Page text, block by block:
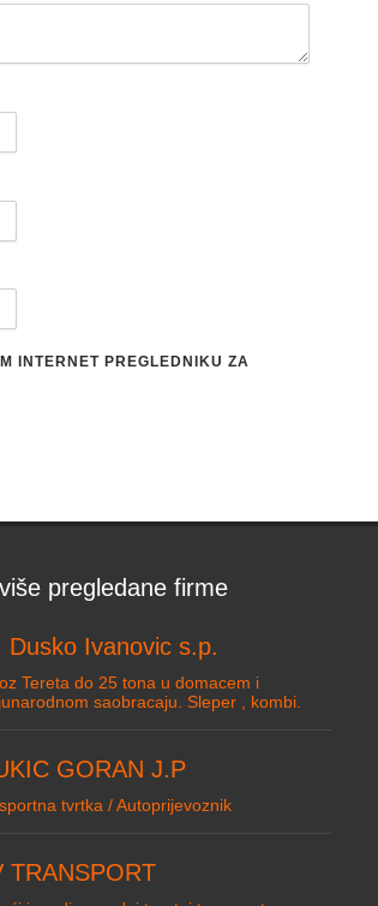
INTERNET PREGLEDNIKU ZA
pregledane firme
Dusko Ivanovic s.p.
Tereta do 25 tona u domacem i
saobracaju. Sleper , kombi.
GORAN J.P
tvrtka / Autoprijevoznik
TRANSPORT